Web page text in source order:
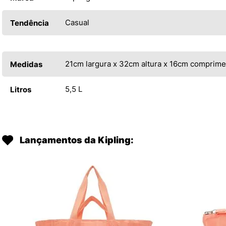
Tendência Casual
Medidas 21cm largura x 32cm altura x 16cm
Litros 5,5 L
Lançamentos da Kipling: